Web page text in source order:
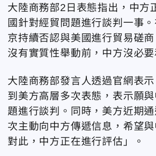
大陸商務部2日表態指出，中方
國針對經貿問題進行談判一事
京持續否認與美國進行貿易磋
沒有實質性舉動前，中方沒必要
大陸商務部發言人透過官網表
到美方高層多次表態，表示願
題進行談判。同時，美方近期
次主動向中方傳遞信息，希望與
對此，中方正在進行評估」。